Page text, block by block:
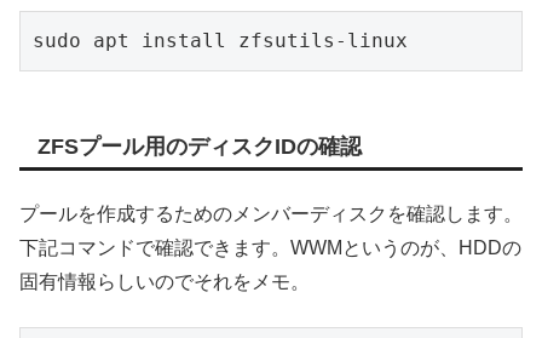
sudo apt install zfsutils-linux
ZFSプール用のディスクIDの確認
プールを作成するためのメンバーディスクを確認します。
下記コマンドで確認できます。WWMというのが、HDDの
固有情報らしいのでそれをメモ。